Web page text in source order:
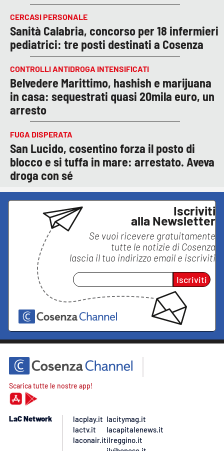
CERCASI PERSONALE
Sanità Calabria, concorso per 18 infermieri
pediatrici: tre posti destinati a Cosenza
CONTROLLI ANTIDROGA INTENSIFICATI
Belvedere Marittimo, hashish e marijuana
in casa: sequestrati quasi 20mila euro, un
arresto
FUGA DISPERATA
San Lucido, cosentino forza il posto di
blocco e si tuffa in mare: arrestato. Aveva
droga con sé
Iscriviti
alla Newsletter
Se vuoi ricevere gratuitamente
tutte le notizie di Cosenza
lascia il tuo indirizzo email e iscriviti
Iscriviti
Scarica tutte le nostre app!
LaC Network
lacplay.it
lactv.it
laconair.it
lacitymag.it
lacapitalenews.it
ilreggino.it